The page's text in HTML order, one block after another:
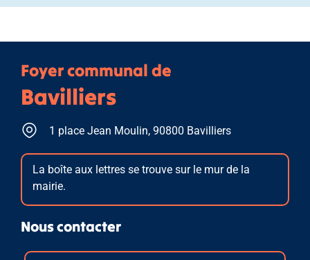
Foyer communal de
Bavilliers
1 place Jean Moulin, 90800 Bavilliers
La boîte aux lettres se trouve sur le mur de la
mairie.
Nous contacter